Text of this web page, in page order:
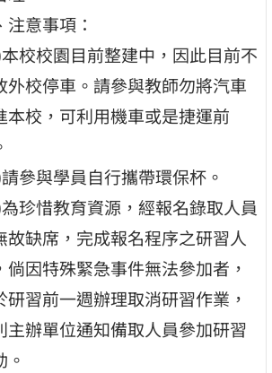
注意事項：
校校園目前整建中，因此目前不
外校停車。請參與教師勿將汽車
本校，可利用機車或是捷運前
參與學員自行攜帶環保杯。
珍惜教育資源，經報名錄取人員
故缺席，完成報名程序之研習人
倘因特殊緊急事件無法參加者，
研習前一週辦理取消研習作業，
主辦單位通知備取人員參加研習
。